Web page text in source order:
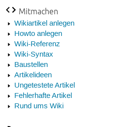
Mitmachen
Wikiartikel anlegen
Howto anlegen
Wiki-Referenz
Wiki-Syntax
Baustellen
Artikelideen
Ungetestete Artikel
Fehlerhafte Artikel
Rund ums Wiki